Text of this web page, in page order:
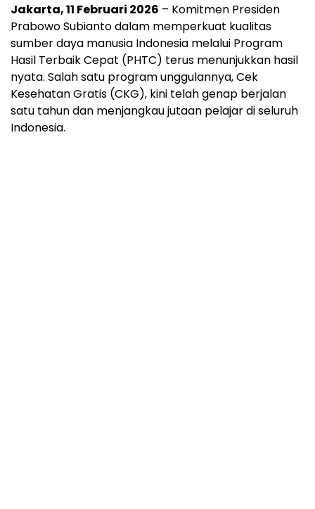
Jakarta, 11 Februari 2026 – Komitmen Presiden
Prabowo Subianto dalam memperkuat kualitas
sumber daya manusia Indonesia melalui Program
Hasil Terbaik Cepat (PHTC) terus menunjukkan hasil
nyata. Salah satu program unggulannya, Cek
Kesehatan Gratis (CKG), kini telah genap berjalan
satu tahun dan menjangkau jutaan pelajar di seluruh
Indonesia.